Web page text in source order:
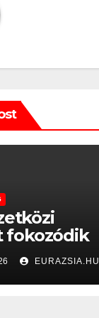
fokozódik
EURAZSIA.HU